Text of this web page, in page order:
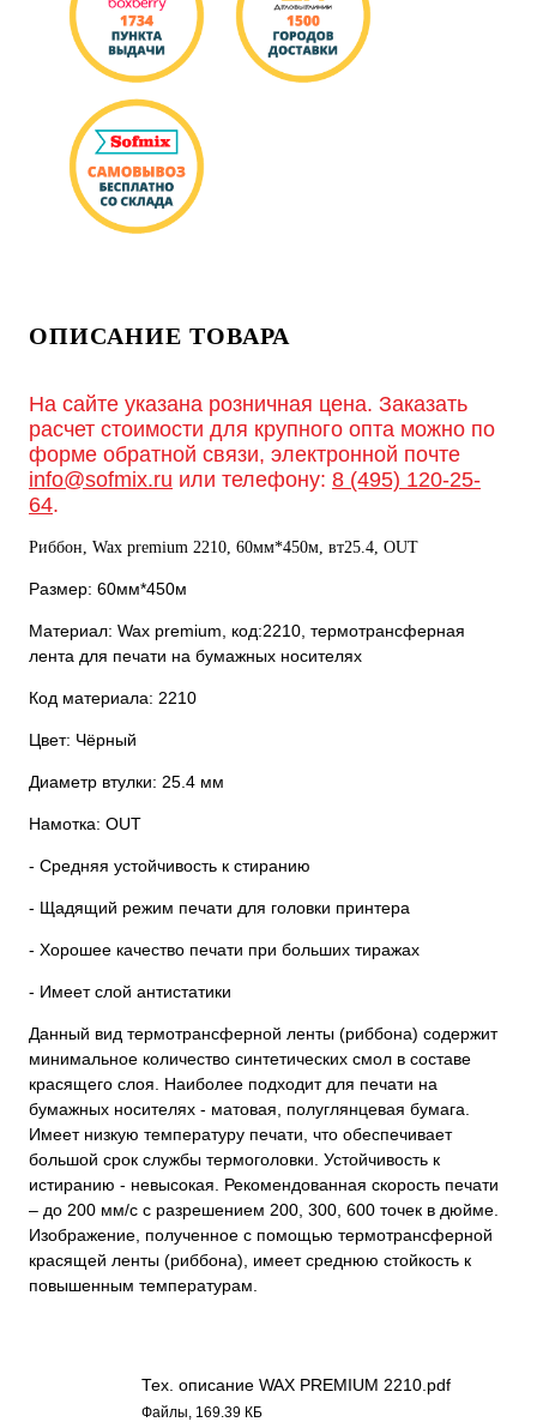
ОПИСАНИЕ ТОВАРА
На сайте указана розничная цена. Заказать
расчет стоимости для крупного опта можно по
форме обратной связи, электронной почте
info@sofmix.ru или телефону: 8 (495) 120-25-
64.
Риббон, Wax premium 2210, 60мм*450м, вт25.4, OUT
Размер: 60мм*450м
Материал: Wax premium, код:2210, термотрансферная
лента для печати на бумажных носителях
Код материала: 2210
Цвет: Чёрный
Диаметр втулки: 25.4 мм
Намотка: OUT
- Средняя устойчивость к стиранию
- Щадящий режим печати для головки принтера
- Хорошее качество печати при больших тиражах
- Имеет слой антистатики
Данный вид термотрансферной ленты (риббона) содержит
минимальное количество синтетических смол в составе
красящего слоя. Наиболее подходит для печати на
бумажных носителях - матовая, полуглянцевая бумага.
Имеет низкую температуру печати, что обеспечивает
большой срок службы термоголовки. Устойчивость к
истиранию - невысокая. Рекомендованная скорость печати
– до 200 мм/с с разрешением 200, 300, 600 точек в дюйме.
Изображение, полученное с помощью термотрансферной
красящей ленты (риббона), имеет среднюю стойкость к
повышенным температурам.
Тех. описание WAX PREMIUM 2210.pdf
Файлы, 169.39 КБ